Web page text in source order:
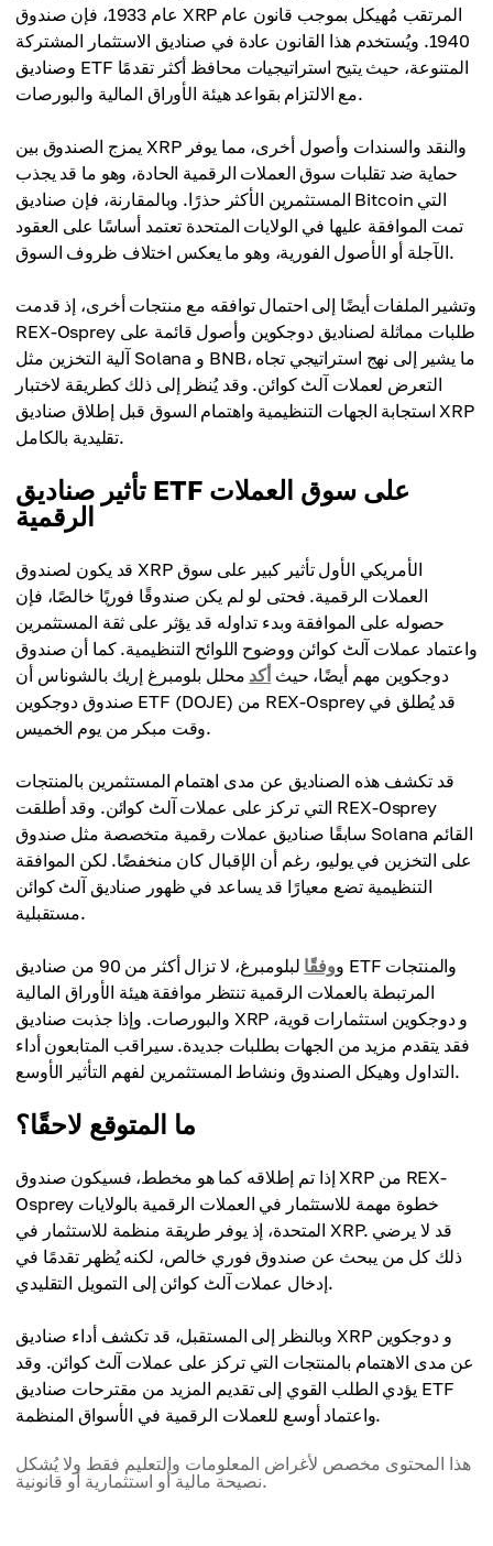
عام 1933، فإن صندوق XRP المرتقب مُهيكل بموجب قانون عام
1940. ويُستخدم هذا القانون عادة في صناديق الاستثمار المشتركة
وصناديق ETF المتنوعة، حيث يتيح استراتيجيات محافظ أكثر تقدمًا
مع الالتزام بقواعد هيئة الأوراق المالية والبورصات.
يمزج الصندوق بين XRP والنقد والسندات وأصول أخرى، مما يوفر
حماية ضد تقلبات سوق العملات الرقمية الحادة، وهو ما قد يجذب
المستثمرين الأكثر حذرًا. وبالمقارنة، فإن صناديق Bitcoin التي
تمت الموافقة عليها في الولايات المتحدة تعتمد أساسًا على العقود
الآجلة أو الأصول الفورية، وهو ما يعكس اختلاف ظروف السوق.
وتشير الملفات أيضًا إلى احتمال توافقه مع منتجات أخرى، إذ قدمت
REX-Osprey طلبات مماثلة لصناديق دوجكوين وأصول قائمة على
آلية التخزين مثل Solana و BNB، ما يشير إلى نهج استراتيجي تجاه
التعرض لعملات آلٹ کوائن. وقد يُنظر إلى ذلك كطريقة لاختبار
استجابة الجهات التنظيمية واهتمام السوق قبل إطلاق صناديق XRP
تقليدية بالكامل.
تأثير صناديق ETF على سوق العملات
الرقمية
قد يكون لصندوق XRP الأمريكي الأول تأثير كبير على سوق
العملات الرقمية. فحتى لو لم يكن صندوقًا فوريًا خالصًا، فإن
حصوله على الموافقة وبدء تداوله قد يؤثر على ثقة المستثمرين
واعتماد عملات آلٹ کوائن ووضوح اللوائح التنظيمية. كما أن صندوق
دوجكوين مهم أيضًا، حيث أكد محلل بلومبرغ إريك بالشوناس أن
صندوق دوجكوين ETF (DOJE) من REX-Osprey قد يُطلق في
وقت مبكر من يوم الخميس.
قد تكشف هذه الصناديق عن مدى اهتمام المستثمرين بالمنتجات
التي تركز على عملات آلٹ کوائن. وقد أطلقت REX-Osprey
سابقًا صناديق عملات رقمية متخصصة مثل صندوق Solana القائم
على التخزين في يوليو، رغم أن الإقبال كان منخفضًا. لكن الموافقة
التنظيمية تضع معيارًا قد يساعد في ظهور صناديق آلٹ کوائن
مستقبلية.
ووفقًا
لبلومبرغ، لا تزال أكثر من 90 من صناديق ETF والمنتجات
المرتبطة بالعملات الرقمية تنتظر موافقة هيئة الأوراق المالية
والبورصات. وإذا جذبت صناديق XRP و دوجكوين استثمارات قوية،
فقد يتقدم مزيد من الجهات بطلبات جديدة. سيراقب المتابعون أداء
التداول وهيكل الصندوق ونشاط المستثمرين لفهم التأثير الأوسع.
ما المتوقع لاحقًا؟
إذا تم إطلاقه كما هو مخطط، فسيكون صندوق XRP من REX-
Osprey خطوة مهمة للاستثمار في العملات الرقمية بالولايات
المتحدة، إذ يوفر طريقة منظمة للاستثمار في XRP. قد لا يرضي
ذلك كل من يبحث عن صندوق فوري خالص، لكنه يُظهر تقدمًا في
إدخال عملات آلٹ کوائن إلى التمويل التقليدي.
وبالنظر إلى المستقبل، قد تكشف أداء صناديق XRP و دوجكوين
عن مدى الاهتمام بالمنتجات التي تركز على عملات آلٹ کوائن. وقد
يؤدي الطلب القوي إلى تقديم المزيد من مقترحات صناديق ETF
واعتماد أوسع للعملات الرقمية في الأسواق المنظمة.
هذا المحتوى مخصص لأغراض المعلومات والتعليم فقط ولا يُشكل
نصيحة مالية أو استثمارية أو قانونية.